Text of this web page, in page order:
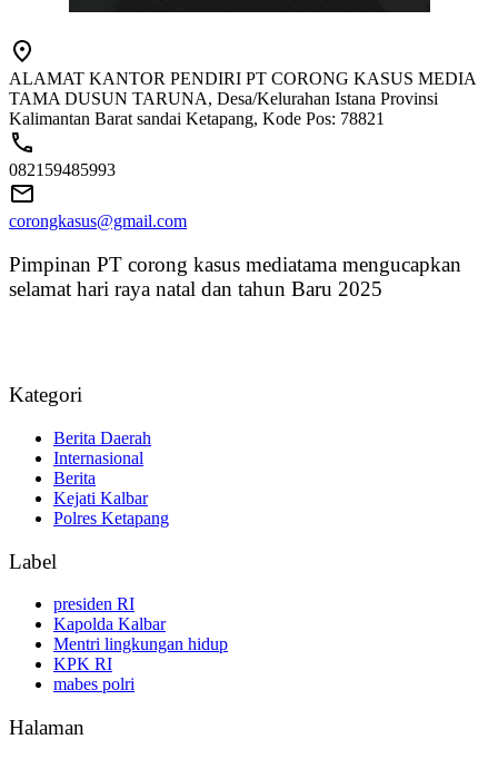
ALAMAT KANTOR PENDIRI PT CORONG KASUS MEDIA
TAMA DUSUN TARUNA, Desa/Kelurahan Istana Provinsi
Kalimantan Barat sandai Ketapang, Kode Pos: 78821
082159485993
corongkasus@gmail.com
Pimpinan PT corong kasus mediatama mengucapkan
selamat hari raya natal dan tahun Baru 2025
Kategori
Berita Daerah
Internasional
Berita
Kejati Kalbar
Polres Ketapang
Label
presiden RI
Kapolda Kalbar
Mentri lingkungan hidup
KPK RI
mabes polri
Halaman